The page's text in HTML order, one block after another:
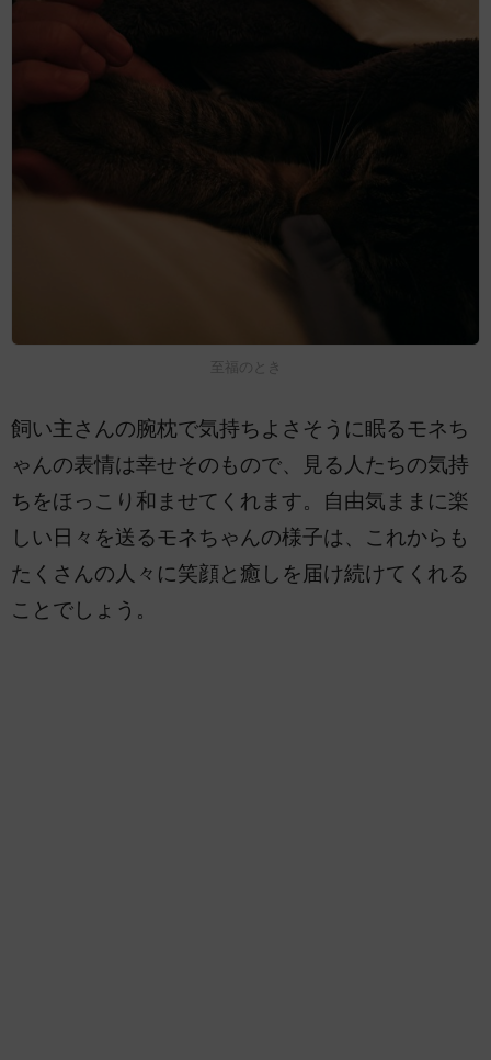
至福のとき
飼い主さんの腕枕で気持ちよさそうに眠るモネち
ゃんの表情は幸せそのもので、見る人たちの気持
ちをほっこり和ませてくれます。自由気ままに楽
しい日々を送るモネちゃんの様子は、これからも
たくさんの人々に笑顔と癒しを届け続けてくれる
ことでしょう。